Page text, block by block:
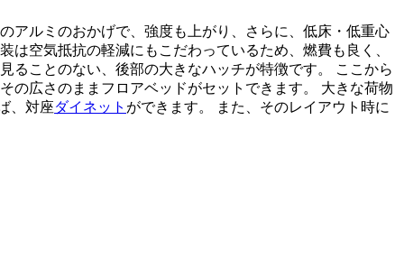
アルミのおかげで、強度も上がり、さらに、低床・低重心
空気抵抗の軽減にもこだわっているため、燃費も良く、
ることのない、後部の大きなハッチが特徴です。 ここから
の広さのままフロアベッドがセットできます。 大きな荷物
、対座ダイネット ができます。 また、そのレイアウト時に